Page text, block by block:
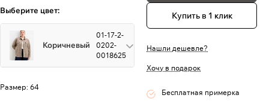
Выберите цвет:
Коричневый
01-17-2-
0202-
0018625
Размер: 64
Купить в 1 клик
Нашли дешевле?
Хочу в подарок
Бесплатная примерка